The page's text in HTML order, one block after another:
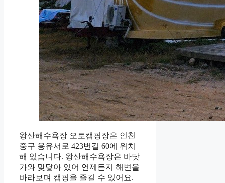
왕산해수욕장 오토캠핑장은 인천
중구 용유서로 423번길 60에 위치
해 있습니다. 왕산해수욕장은 바닷
가와 맞닿아 있어 언제든지 해변을
바라보며 캠핑을 즐길 수 있어요.